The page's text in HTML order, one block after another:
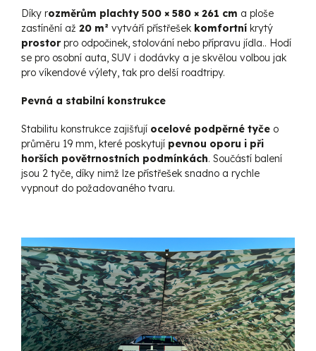
Díky rozměrům plachty 500 × 580 × 261 cm a ploše
zastínění až 20 m² vytváří přístřešek komfortní krytý
prostorpro odpočinek, stolování nebo přípravu jídla.. Hodí
se pro osobní auta, SUV i dodávky a je skvělou volbou jak
pro víkendové výlety, tak pro delší roadtripy.
Pevná a stabilní konstrukce
Stabilitu konstrukce zajišťují ocelové podpěrné tyče o
průměru 19 mm, které poskytují pevnou oporu i při
horších povětrnostních podmínkách. Součástí balení
jsou 2 tyče, díky nimž lze přístřešek snadno a rychle
vypnout do požadovaného tvaru.